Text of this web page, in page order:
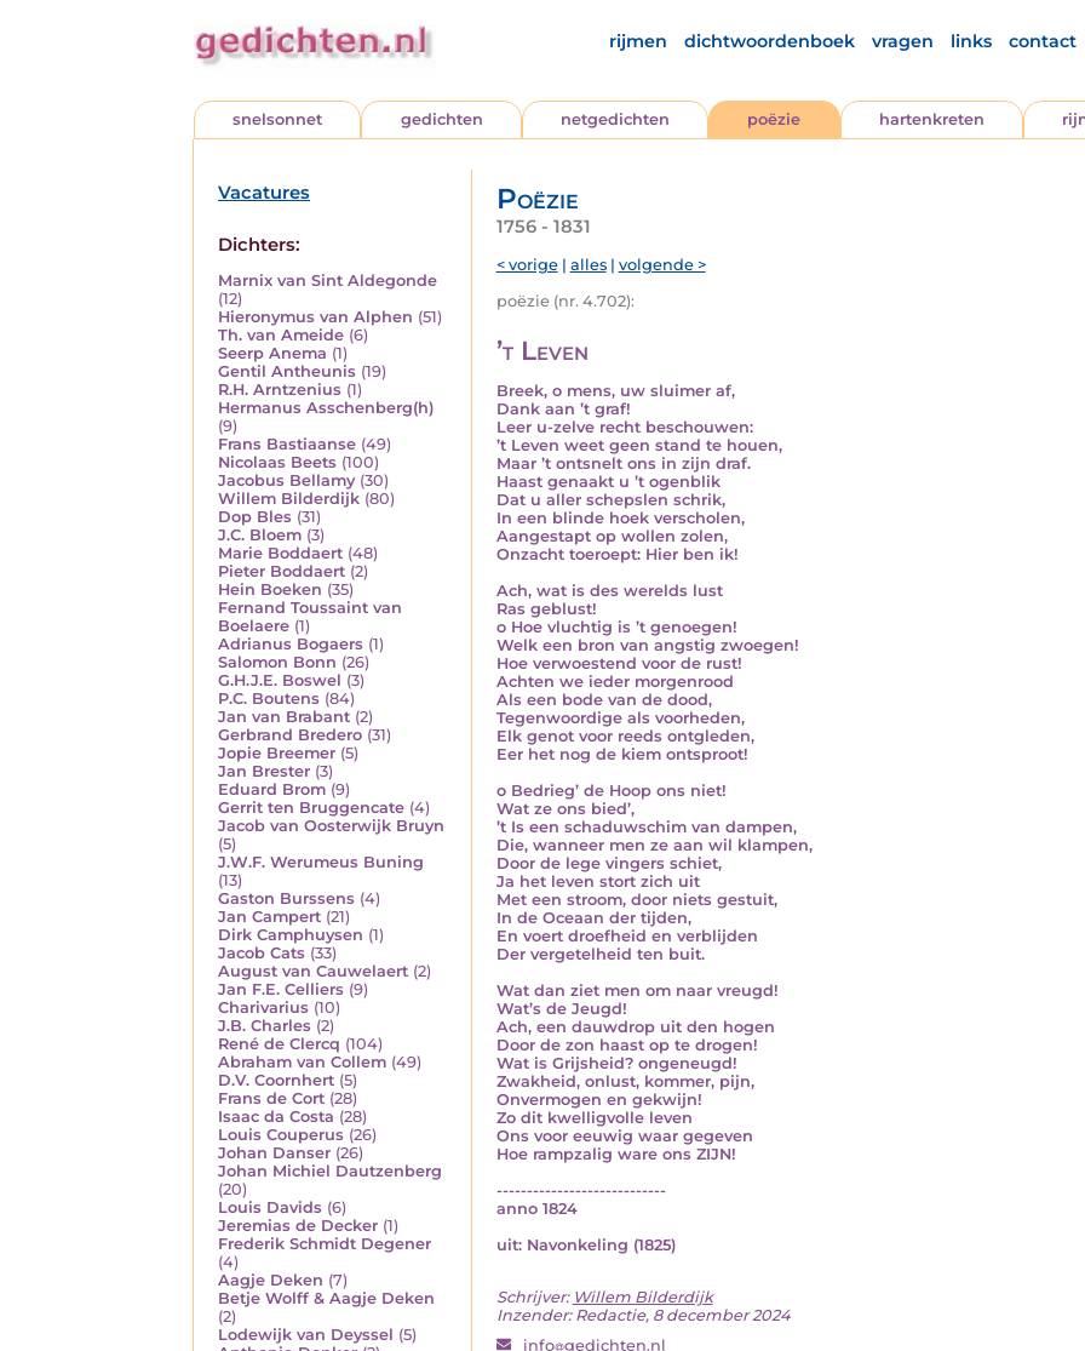
rijmen dichtwoordenboek vragen links contact
snelsonnet gedichten netgedichten poëzie hartenkreten
Vacatures
Dichters:
Marnix van Sint Aldegonde
(12)
Hieronymus van Alphen (51)
Th. van Ameide (6)
Seerp Anema (1)
Gentil Antheunis (19)
R.H. Arntzenius (1)
Hermanus Asschenberg(h)
(9)
Frans Bastiaanse (49)
Nicolaas Beets (100)
Jacobus Bellamy (30)
Willem Bilderdijk (80)
Dop Bles (31)
J.C. Bloem (3)
Marie Boddaert (48)
Pieter Boddaert (2)
Hein Boeken (35)
Fernand Toussaint van
Boelaere (1)
Adrianus Bogaers (1)
Salomon Bonn (26)
G.H.J.E. Boswel (3)
P.C. Boutens (84)
Jan van Brabant (2)
Gerbrand Bredero (31)
Jopie Breemer (5)
Jan Brester (3)
Eduard Brom (9)
Gerrit ten Bruggencate (4)
Jacob van Oosterwijk Bruyn
(5)
J.W.F. Werumeus Buning
(13)
Gaston Burssens (4)
Jan Campert (21)
Dirk Camphuysen (1)
Jacob Cats (33)
August van Cauwelaert (2)
Jan F.E. Celliers (9)
Charivarius (10)
J.B. Charles (2)
René de Clercq (104)
Abraham van Collem (49)
D.V. Coornhert (5)
Frans de Cort (28)
Isaac da Costa (28)
Louis Couperus (26)
Johan Danser (26)
Johan Michiel Dautzenberg
(20)
Louis Davids (6)
Jeremias de Decker (1)
Frederik Schmidt Degener
(4)
Aagje Deken (7)
Betje Wolff & Aagje Deken
(2)
Lodewijk van Deyssel (5)
Poëzie
1756 - 1831
< vorige| alles| volgende >
poëzie (nr. 4.702):
’t Leven
Breek, o mens, uw sluimer af,
Dank aan ’t graf!
Leer u-zelve recht beschouwen:
’t Leven weet geen stand te houen,
Maar ’t ontsnelt ons in zijn draf.
Haast genaakt u ’t ogenblik
Dat u aller schepslen schrik,
In een blinde hoek verscholen,
Aangestapt op wollen zolen,
Onzacht toeroept: Hier ben ik!
Ach, wat is des werelds lust
Ras geblust!
o Hoe vluchtig is ’t genoegen!
Welk een bron van angstig zwoegen!
Hoe verwoestend voor de rust!
Achten we ieder morgenrood
Als een bode van de dood,
Tegenwoordige als voorheden,
Elk genot voor reeds ontgleden,
Eer het nog de kiem ontsproot!
o Bedrieg’ de Hoop ons niet!
Wat ze ons bied’,
’t Is een schaduwschim van dampen,
Die, wanneer men ze aan wil klampen,
Door de lege vingers schiet,
Ja het leven stort zich uit
Met een stroom, door niets gestuit,
In de Oceaan der tijden,
En voert droefheid en verblijden
Der vergetelheid ten buit.
Wat dan ziet men om naar vreugd!
Wat’s de Jeugd!
Ach, een dauwdrop uit den hogen
Door de zon haast op te drogen!
Wat is Grijsheid? ongeneugd!
Zwakheid, onlust, kommer, pijn,
Onvermogen en gekwijn!
Zo dit kwelligvolle leven
Ons voor eeuwig waar gegeven
Hoe rampzalig ware ons ZIJN!
----------------------------
anno 1824
uit: Navonkeling (1825)
Schrijver: Willem Bilderdijk
Inzender: Redactie, 8 december 2024
info gedichten.nl